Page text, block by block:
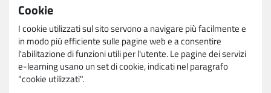
Cookie
I cookie utilizzati sul sito servono a navigare più facilmente e
in modo più efficiente sulle pagine web e a consentire
l'abilitazione di funzioni utili per l'utente. Le pagine dei servizi
e-learning usano un set di cookie, indicati nel paragrafo
"cookie utilizzati".